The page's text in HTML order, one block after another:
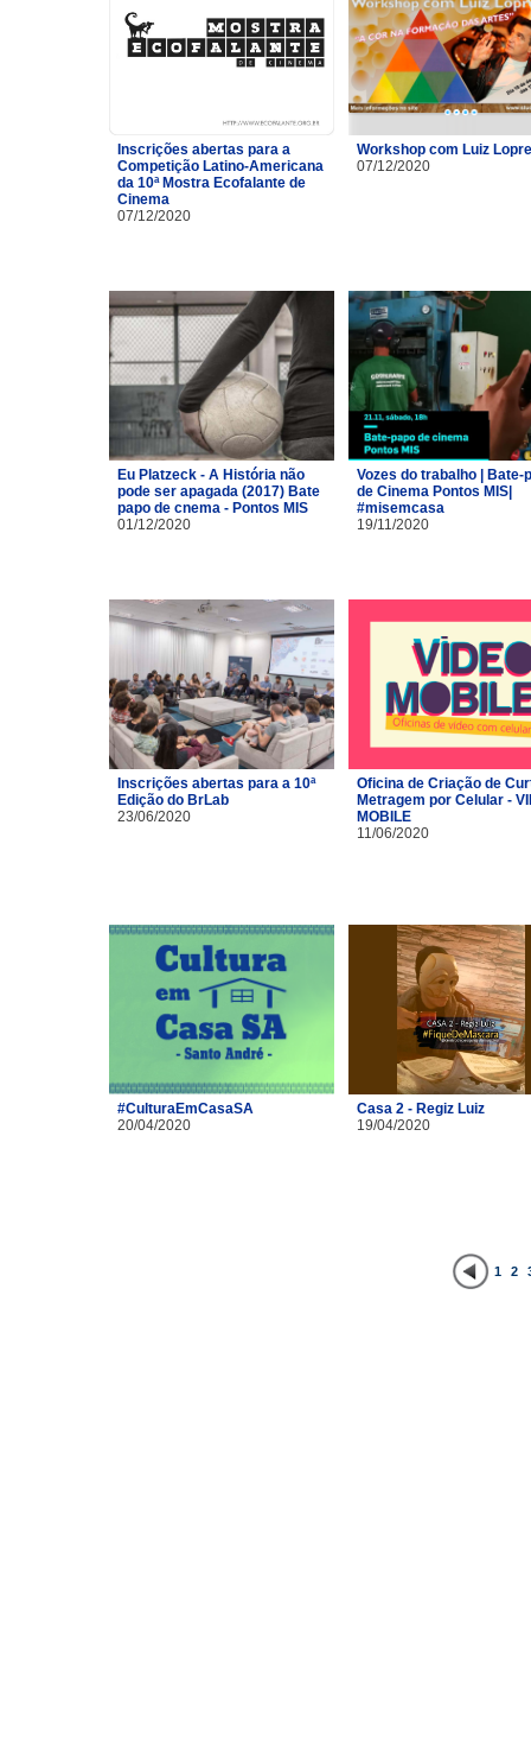
Inscrições abertas para a
Competição Latino-Americana
da 10ª Mostra Ecofalante de
Cinema
07/12/2020
Workshop com Luiz
07/12/2020
Eu Platzeck - A História não
pode ser apagada (2017) Bate
papo de cnema - Pontos MIS
01/12/2020
Vozes do trabalho | Bate-
de Cinema Pontos MIS|
#misemcasa
19/11/2020
Inscrições abertas para a 10ª
Edição do BrLab
23/06/2020
Oficina de Criação de
Metragem por Celular -
MOBILE
11/06/2020
#CulturaEmCasaSA
20/04/2020
Casa 2 - Regiz Luiz
19/04/2020
1 2